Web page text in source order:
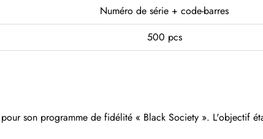
Numéro de série + code-barres
500 pcs
son programme de fidélité « Black Society ». L'objectif